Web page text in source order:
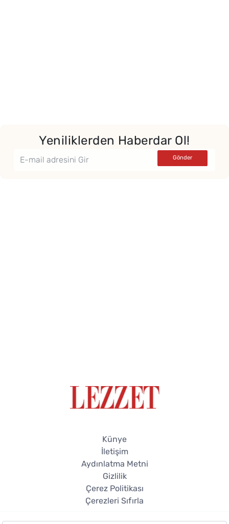
Yeniliklerden Haberdar Ol!
Künye
İletişim
Aydınlatma Metni
Gizlilik
Çerez Politikası
Çerezleri Sıfırla